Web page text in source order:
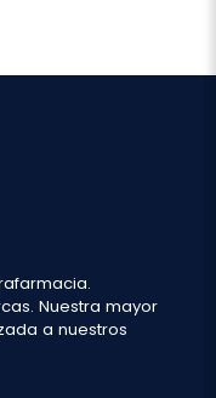
Nuestra mayor
a nuestros